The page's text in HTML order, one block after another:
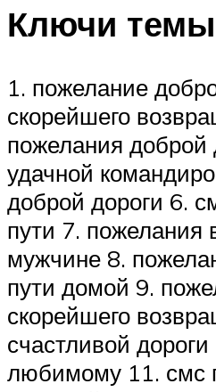
Ключи темы
1. пожелание
скорейшего
пожелания доброй
удачной
доброй дороги 6.
пути 7. пожелания
мужчине 8.
пути домой 9.
скорейшего
счастливой
любимому 11. смс